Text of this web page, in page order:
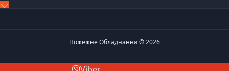
Пожежне Обладнання © 2026